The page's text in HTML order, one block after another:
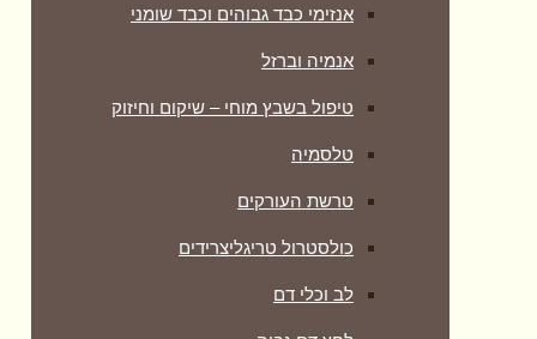
אנזימי כבד גבוהים וכבד שומני
אנמיה וברזל
טיפול בשבץ מוחי – שיקום וחיזוק
טלסמיה
טרשת העורקים
כולסטרול טריגליצרידים
לב וכלי דם